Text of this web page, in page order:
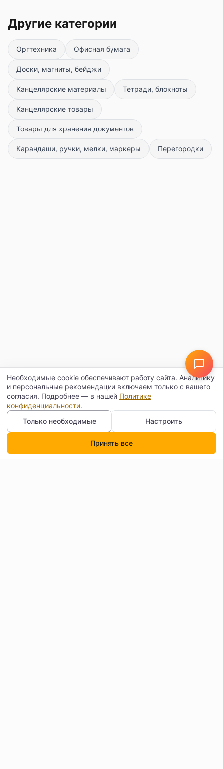
Другие категории
Оргтехника Офисная бумага
Доски, магниты, бейджи
Канцелярские материалы Тетради, блокноты
Канцелярские товары
Товары для хранения документов
Карандаши, ручки, мелки, маркеры Перегородки
Необходимые cookie обеспечивают работу сайта. Аналитику
и персональные рекомендации включаем только с вашего
согласия. Подробнее — в нашей Политике
конфиденциальности.
Только необходимые
Настроить
Принять все